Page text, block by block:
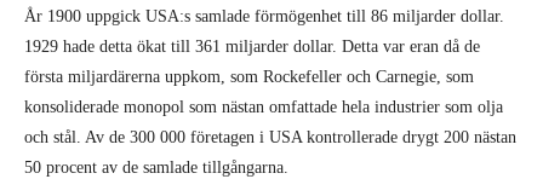
År 1900 uppgick USA:s samlade förmögenhet till 86 miljarder dollar.
1929 hade detta ökat till 361 miljarder dollar. Detta var eran då de
första miljardärerna uppkom, som Rockefeller och Carnegie, som
konsoliderade monopol som nästan omfattade hela industrier som olja
och stål. Av de 300 000 företagen i USA kontrollerade drygt 200 nästan
50 procent av de samlade tillgångarna.